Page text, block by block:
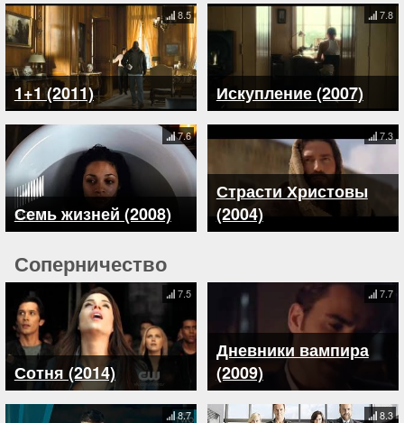
1+1 (2011)
8.5
Искупление (2007)
7.8
Семь жизней (2008)
7.6
Страсти Христовы
(2004)
7.3
Соперничество
Сотня (2014)
7.5
Дневники вампира
(2009)
7.7
8.7 8.3